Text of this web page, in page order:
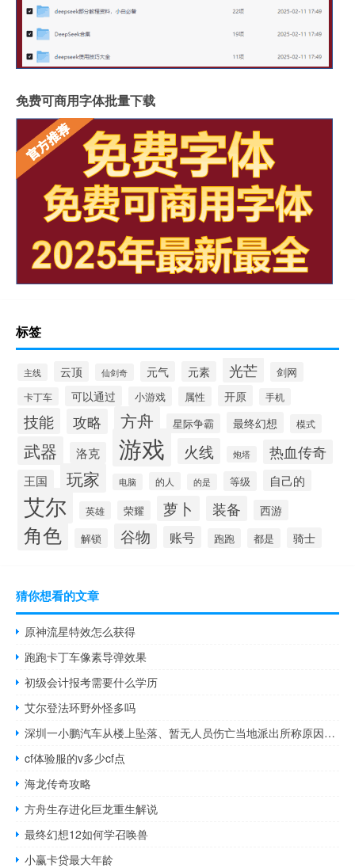
免费可商用字体批量下载
标签
主线 云顶 仙剑奇 元气 元素 光芒 剑网
卡丁车 可以通过 小游戏 属性 开原 手机
技能 攻略 方舟 星际争霸 最终幻想 模式
武器 洛克 游戏 火线 炮塔 热血传奇
王国 玩家 电脑 的人 的是 等级 自己的
艾尔 英雄 荣耀 萝卜 装备 西游
角色 解锁 谷物 账号 跑跑 都是 骑士
猜你想看的文章
原神流星特效怎么获得
跑跑卡丁车像素导弹效果
初级会计报考需要什么学历
艾尔登法环野外怪多吗
深圳一小鹏汽车从楼上坠落、暂无人员伤亡当地派出所称原因仍在调查中
cf体验服的v多少cf点
海龙传奇攻略
方舟生存进化巨龙重生解说
最终幻想12如何学召唤兽
小赢卡贷最大年龄